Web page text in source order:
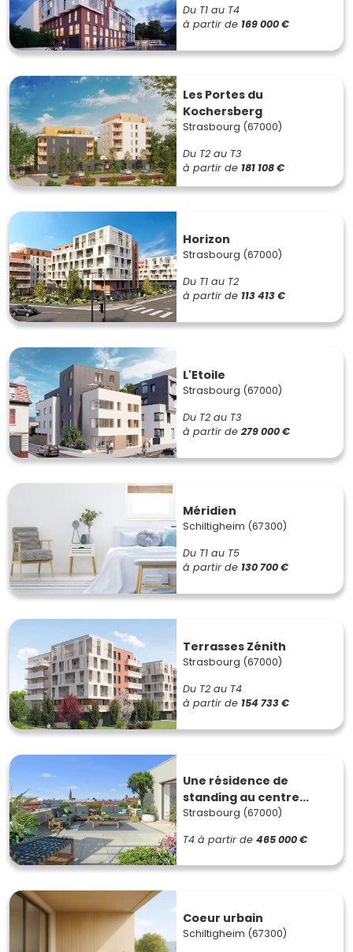
Du T1 au T4
à partir de 169 000 €
Les Portes du
Kochersberg
Strasbourg (67000)
Du T2 au T3
à partir de 181 108 €
Horizon
Strasbourg (67000)
Du T1 au T2
à partir de 113 413 €
L'Etoile
Strasbourg (67000)
Du T2 au T3
à partir de 279 000 €
Méridien
Schiltigheim (67300)
Du T1 au T5
à partir de 130 700 €
Terrasses Zénith
Strasbourg (67000)
Du T2 au T4
à partir de 154 733 €
Une résidence de
standing au centre...
Strasbourg (67000)
T4 à partir de 465 000 €
Coeur urbain
Schiltigheim (67300)